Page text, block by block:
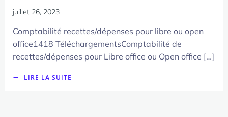
juillet 26, 2023
Comptabilité recettes/dépenses pour libre ou open
office1418 TéléchargementsComptabilité de
recettes/dépenses pour Libre office ou Open office […]
LIRE LA SUITE